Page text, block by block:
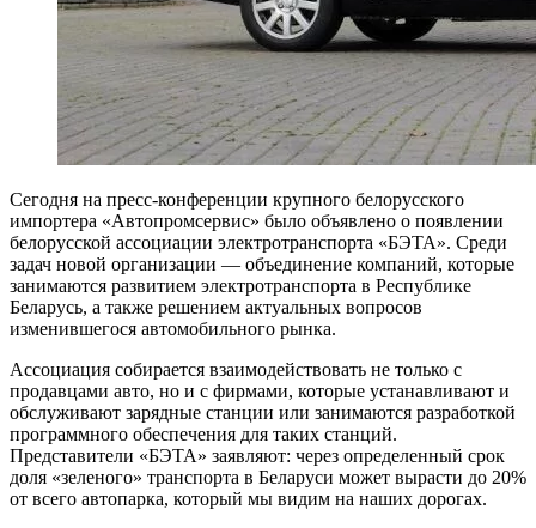
Сегодня на пресс-конференции крупного белорусского
импортера «Автопромсервис» было объявлено о появлении
белорусской ассоциации электротранспорта «БЭТА». Среди
задач новой организации — объединение компаний, которые
занимаются развитием электротранспорта в Республике
Беларусь, а также решением актуальных вопросов
изменившегося автомобильного рынка.
Ассоциация собирается взаимодействовать не только с
продавцами авто, но и с фирмами, которые устанавливают и
обслуживают зарядные станции или занимаются разработкой
программного обеспечения для таких станций.
Представители «БЭТА» заявляют: через определенный срок
доля «зеленого» транспорта в Беларуси может вырасти до 20%
от всего автопарка, который мы видим на наших дорогах.